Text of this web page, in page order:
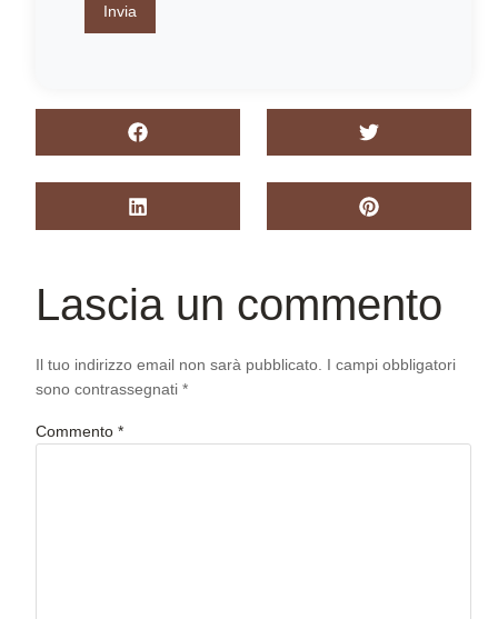
l
Invia
Lascia un commento
Il tuo indirizzo email non sarà pubblicato. I campi obbligatori
sono contrassegnati *
Commento *